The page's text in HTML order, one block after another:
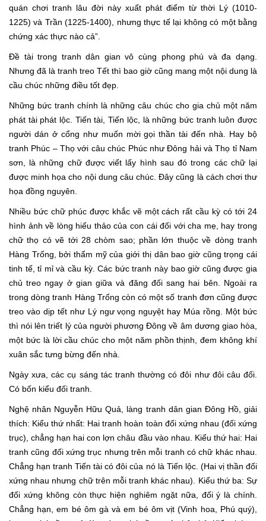
quán chơi tranh lâu đời này xuất phát điểm từ thời Lý (1010-
1225) và Trần (1225-1400), nhưng thực tế lại không có một bằng
chứng xác thực nào cả”.
Đề tài trong tranh dân gian vô cùng phong phú và đa dạng.
Nhưng đã là tranh treo Tết thì bao giờ cũng mang một nội dung là
cầu chúc những điều tốt đẹp.
Những bức tranh chính là những câu chúc cho gia chủ một năm
phát tài phát lộc. Tiến tài, Tiến lộc, là những bức tranh luôn được
người dán ở cổng như muốn mời gọi thần tài đến nhà. Hay bộ
tranh Phúc – Thọ với câu chúc Phúc như Đông hải và Thọ tỉ Nam
sơn, là những chữ được viết lấy hình sau đó trong các chữ lại
được minh họa cho nội dung câu chúc. Đây cũng là cách chơi thư
họa đồng nguyên.
Nhiều bức chữ phúc được khắc vẽ một cách rất cầu kỳ có tới 24
hình ảnh về lòng hiếu thảo của con cái đối với cha mẹ, hay trong
chữ thọ có vẽ tới 28 chòm sao; phần lớn thuộc về dòng tranh
Hàng Trống, bởi thẩm mỹ của giới thị dân bao giờ cũng trọng cái
tinh tế, tỉ mỉ và cầu kỳ. Các bức tranh này bao giờ cũng được gia
chủ treo ngay ở gian giữa và đăng đối sang hai bên. Ngoài ra
trong dòng tranh Hàng Trống còn có một số tranh đơn cũng được
treo vào dịp tết như Lý ngư vọng nguyệt hay Múa rồng. Một bức
thì nói lên triết lý của người phương Đông về âm dương giao hòa,
một bức là lời cầu chúc cho một năm phồn thịnh, đem không khí
xuân sắc tưng bừng đến nhà.
Ngày xưa, các cụ sáng tác tranh thường có đôi như đôi câu đối.
Có bốn kiểu đối tranh.
Nghệ nhân Nguyễn Hữu Quả, làng tranh dân gian Đông Hồ, giải
thích: Kiểu thứ nhất: Hai tranh hoàn toàn đối xứng nhau (đối xứng
trục), chẳng hạn hai con lợn châu đầu vào nhau. Kiểu thứ hai: Hai
tranh cũng đối xứng trục nhưng trên mỗi tranh có chữ khác nhau.
Chẳng hạn tranh Tiến tài có đôi của nó là Tiến lộc. (Hai vị thần đối
xứng nhau nhưng chữ trên mỗi tranh khác nhau). Kiểu thứ ba: Sự
đối xứng không còn thực hiện nghiêm ngặt nữa, đối ý là chính.
Chẳng hạn, em bé ôm gà và em bé ôm vịt (Vinh hoa, Phú quý),